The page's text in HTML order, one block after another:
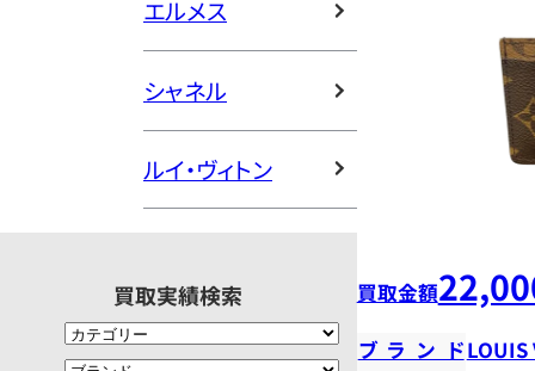
エルメス
シャネル
ルイ・ヴィトン
買取実績検索 買取金額
ブランドLOUIS